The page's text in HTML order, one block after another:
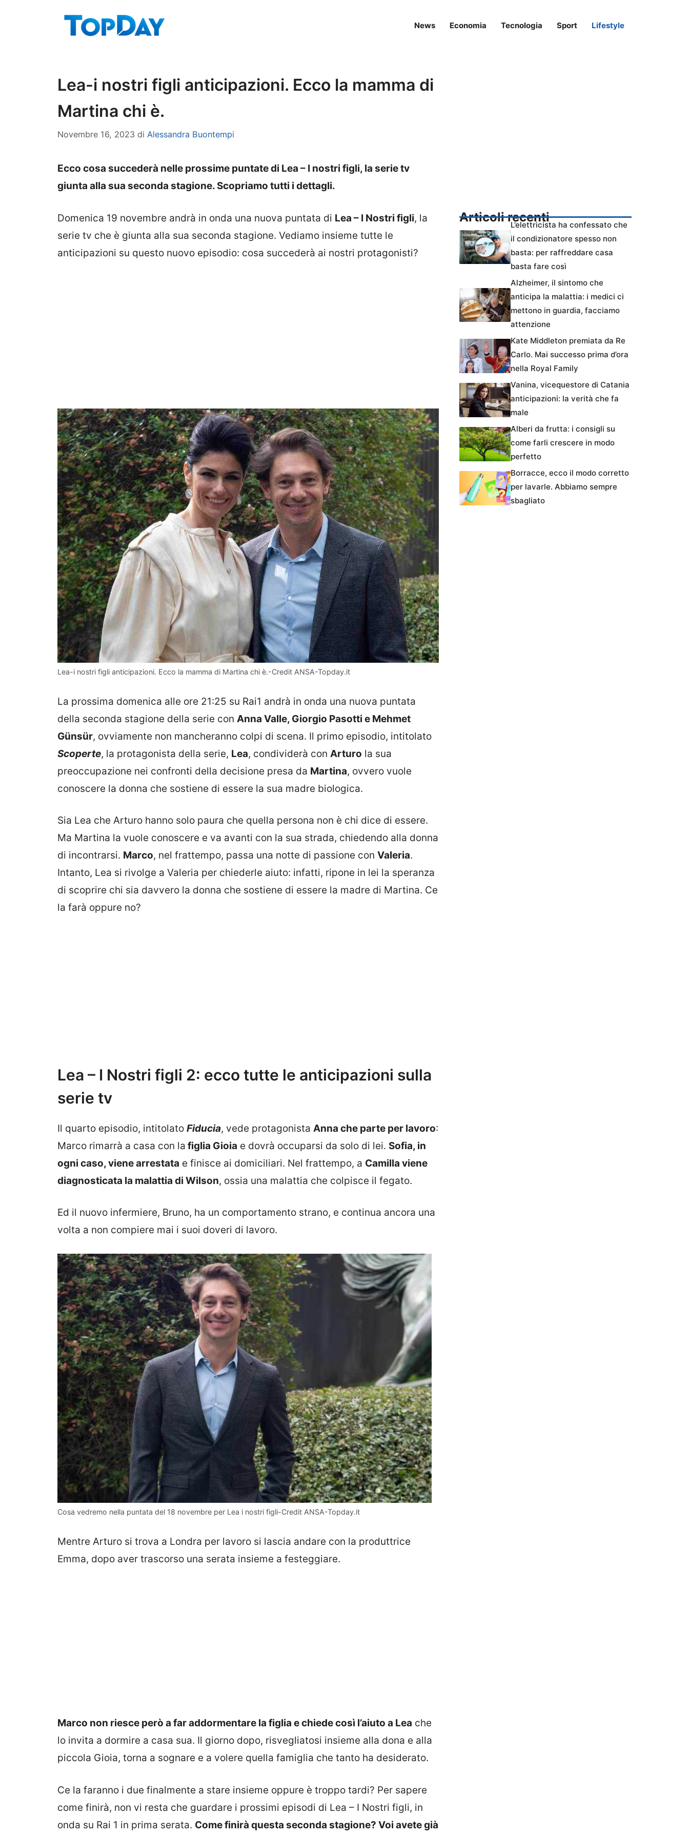
News Economia Tecnologia Sport Lifestyle
Lea-i nostri figli anticipazioni. Ecco la mamma di
Martina chi è.
Novembre 16, 2023 di Alessandra Buontempi
Ecco cosa succederà nelle prossime puntate di Lea – I nostri figli, la serie tv
giunta alla sua seconda stagione. Scopriamo tutti i dettagli.
Domenica 19 novembre andrà in onda una nuova puntata di Lea – I Nostri figli, la
serie tv che è giunta alla sua seconda stagione. Vediamo insieme tutte le
anticipazioni su questo nuovo episodio: cosa succederà ai nostri protagonisti?
Lea-i nostri figli anticipazioni. Ecco la mamma di Martina chi è.-Credit ANSA-Topday.it
La prossima domenica alle ore 21:25 su Rai1 andrà in onda una nuova puntata
della seconda stagione della serie con Anna Valle, Giorgio Pasotti e Mehmet
Günsür, ovviamente non mancheranno colpi di scena. Il primo episodio, intitolato
Scoperte, la protagonista della serie, Lea, condividerà con Arturo la sua
preoccupazione nei confronti della decisione presa da Martina, ovvero vuole
conoscere la donna che sostiene di essere la sua madre biologica.
Sia Lea che Arturo hanno solo paura che quella persona non è chi dice di essere.
Ma Martina la vuole conoscere e va avanti con la sua strada, chiedendo alla donna
di incontrarsi. Marco, nel frattempo, passa una notte di passione con Valeria.
Intanto, Lea si rivolge a Valeria per chiederle aiuto: infatti, ripone in lei la speranza
di scoprire chi sia davvero la donna che sostiene di essere la madre di Martina. Ce
la farà oppure no?
Lea – I Nostri figli 2: ecco tutte le anticipazioni sulla
serie tv
Il quarto episodio, intitolato Fiducia, vede protagonista Anna che parte per lavoro:
Marco rimarrà a casa con la figlia Gioia e dovrà occuparsi da solo di lei. Sofia, in
ogni caso, viene arrestata e finisce ai domiciliari. Nel frattempo, a Camilla viene
diagnosticata la malattia di Wilson, ossia una malattia che colpisce il fegato.
Ed il nuovo infermiere, Bruno, ha un comportamento strano, e continua ancora una
volta a non compiere mai i suoi doveri di lavoro.
Cosa vedremo nella puntata del 18 novembre per Lea i nostri figli-Credit ANSA-Topday.it
Mentre Arturo si trova a Londra per lavoro si lascia andare con la produttrice
Emma, dopo aver trascorso una serata insieme a festeggiare.
Marco non riesce però a far addormentare la figlia e chiede così l’aiuto a Lea che
lo invita a dormire a casa sua. Il giorno dopo, risvegliatosi insieme alla dona e alla
piccola Gioia, torna a sognare e a volere quella famiglia che tanto ha desiderato.
Ce la faranno i due finalmente a stare insieme oppure è troppo tardi? Per sapere
come finirà, non vi resta che guardare i prossimi episodi di Lea – I Nostri figli, in
onda su Rai 1 in prima serata. Come finirà questa seconda stagione? Voi avete già
Articoli recenti
L’elettricista ha confessato che
il condizionatore spesso non
basta: per raffreddare casa
basta fare così
Alzheimer, il sintomo che
anticipa la malattia: i medici ci
mettono in guardia, facciamo
attenzione
Kate Middleton premiata da Re
Carlo. Mai successo prima d’ora
nella Royal Family
Vanina, vicequestore di Catania
anticipazioni: la verità che fa
male
Alberi da frutta: i consigli su
come farli crescere in modo
perfetto
Borracce, ecco il modo corretto
per lavarle. Abbiamo sempre
sbagliato